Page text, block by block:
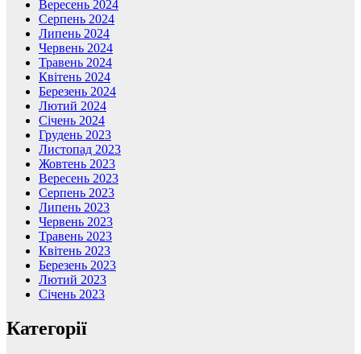
Вересень 2024
Серпень 2024
Липень 2024
Червень 2024
Травень 2024
Квітень 2024
Березень 2024
Лютий 2024
Січень 2024
Грудень 2023
Листопад 2023
Жовтень 2023
Вересень 2023
Серпень 2023
Липень 2023
Червень 2023
Травень 2023
Квітень 2023
Березень 2023
Лютий 2023
Січень 2023
Категорії